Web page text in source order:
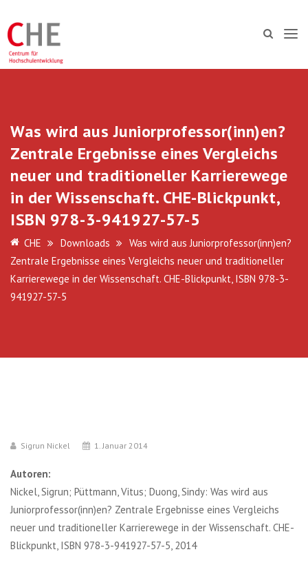
Was wird aus Juniorprofessor(inn)en?
Zentrale Ergebnisse eines Vergleichs
neuer und traditioneller Karrierewege
in der Wissenschaft. CHE-Blickpunkt,
ISBN 978-3-941927-57-5
CHE Downloads
Was wird aus Juniorprofessor(inn)en?
Zentrale Ergebnisse eines Vergleichs neuer und traditioneller
Karrierewege in der Wissenschaft. CHE-Blickpunkt, ISBN 978-3-
941927-57-5
Sigrun Nickel 1. Januar 2014
Autoren:
Nickel, Sigrun; Püttmann, Vitus; Duong, Sindy: Was wird aus
Juniorprofessor(inn)en? Zentrale Ergebnisse eines Vergleichs
neuer und traditioneller Karrierewege in der Wissenschaft. CHE-
Blickpunkt, ISBN 978-3-941927-57-5, 2014